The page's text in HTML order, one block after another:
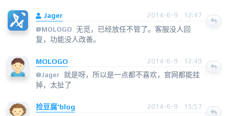
Jager
2014-6-9 · 12:47
@MOLOGO 无觅，已经放任不管了。客服没人回
复，功能没人改善。
MOLOGO
2014-6-9 · 12:49
@Jager 就是呀，所以是一点都不喜欢，官网都能挂
掉，太扯了
捡豆腐'blog 2014-6-9 · 15:57